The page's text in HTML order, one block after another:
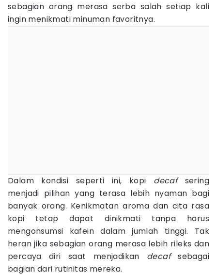
sebagian orang merasa serba salah setiap kali
ingin menikmati minuman favoritnya.
Dalam kondisi seperti ini, kopi decafsering
menjadi pilihan yang terasa lebih nyaman bagi
banyak orang. Kenikmatan aroma dan cita rasa
kopi tetap dapat dinikmati tanpa harus
mengonsumsi kafein dalam jumlah tinggi. Tak
heran jika sebagian orang merasa lebih rileks dan
percaya diri saat menjadikan decafsebagai
bagian dari rutinitas mereka.